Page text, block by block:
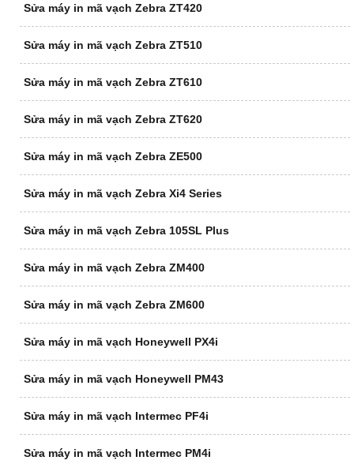
Sửa máy in mã vạch Zebra ZT420
Sửa máy in mã vạch Zebra ZT510
Sửa máy in mã vạch Zebra ZT610
Sửa máy in mã vạch Zebra ZT620
Sửa máy in mã vạch Zebra ZE500
Sửa máy in mã vạch Zebra Xi4 Series
Sửa máy in mã vạch Zebra 105SL Plus
Sửa máy in mã vạch Zebra ZM400
Sửa máy in mã vạch Zebra ZM600
Sửa máy in mã vạch Honeywell PX4i
Sửa máy in mã vạch Honeywell PM43
Sửa máy in mã vạch Intermec PF4i
Sửa máy in mã vạch Intermec PM4i